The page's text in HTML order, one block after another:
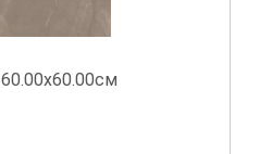
60.00x60.00см